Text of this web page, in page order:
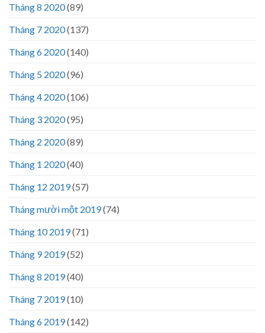
Tháng 8 2020(89)
Tháng 7 2020(137)
Tháng 6 2020(140)
Tháng 5 2020(96)
Tháng 4 2020(106)
Tháng 3 2020(95)
Tháng 2 2020(89)
Tháng 1 2020(40)
Tháng 12 2019(57)
Tháng mười một 2019(74)
Tháng 10 2019(71)
Tháng 9 2019(52)
Tháng 8 2019(40)
Tháng 7 2019(10)
Tháng 6 2019(142)